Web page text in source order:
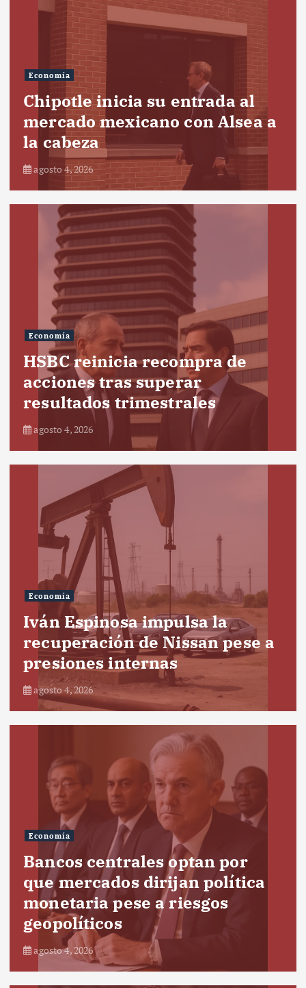
Economía
Chipotle inicia su entrada al
mercado mexicano con Alsea a
la cabeza
agosto 4, 2026
Economía
HSBC reinicia recompra de
acciones tras superar
resultados trimestrales
agosto 4, 2026
Economía
Iván Espinosa impulsa la
recuperación de Nissan pese a
presiones internas
agosto 4, 2026
Economía
Bancos centrales optan por
que mercados dirijan política
monetaria pese a riesgos
geopolíticos
agosto 4, 2026